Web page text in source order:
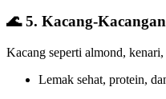
🌊5. Kacang-Kacangan
Kacang seperti almond,
Lemak sehat, protein,